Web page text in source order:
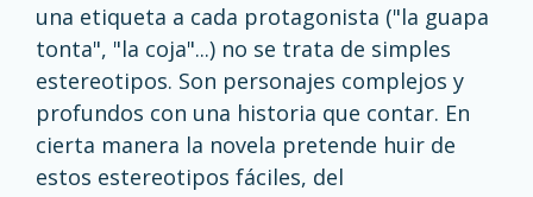
una etiqueta a cada protagonista ("la guapa
tonta", "la coja"...) no se trata de simples
estereotipos. Son personajes complejos y
profundos con una historia que contar. En
cierta manera la novela pretende huir de
estos estereotipos fáciles, del